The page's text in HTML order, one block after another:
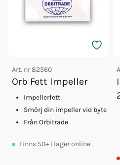
Art. nr82560
Orb Fett Impeller
Impellerfett
Smörj din impeller vid byte
Från Orbitrade
Finns 50+ i lager online